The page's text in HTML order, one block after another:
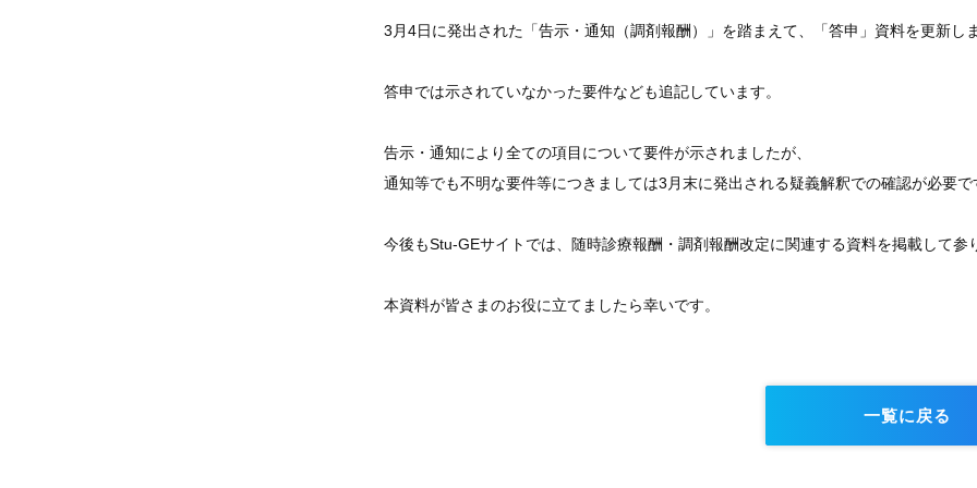
3月4日に発出された「告示・通知（調剤報酬）」を踏まえて、「答申」資料を更新しま
答申では示されていなかった要件なども追記しています。
告示・通知により全ての項目について要件が示されましたが、
通知等でも不明な要件等につきましては3月末に発出される疑義解釈での確認が必要で
今後もStu-GEサイトでは、随時診療報酬・調剤報酬改定に関連する資料を掲載して参
本資料が皆さまのお役に立てましたら幸いです。
一覧に戻る